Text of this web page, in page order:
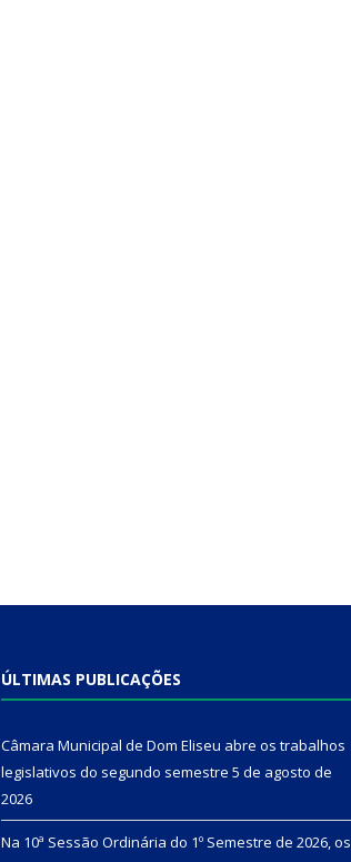
ÚLTIMAS PUBLICAÇÕES
Câmara Municipal de Dom Eliseu abre os trabalhos
legislativos do segundo semestre 5 de agosto de
2026
Na 10ª Sessão Ordinária do 1º Semestre de 2026, os